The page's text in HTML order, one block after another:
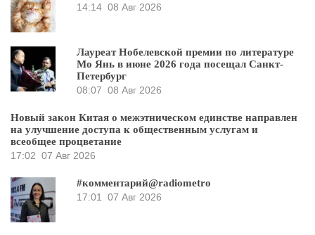
14:14 08 Авг 2026
Лауреат Нобелевской премии по литературе
Мо Янь в июне 2026 года посещал Санкт-
Петербург
08:07 08 Авг 2026
Новый закон Китая о межэтническом единстве направлен
на улучшение доступа к общественным услугам и
всеобщее процветание
17:02 07 Авг 2026
#комментарий@radiometro
17:01
07 Авг 2026